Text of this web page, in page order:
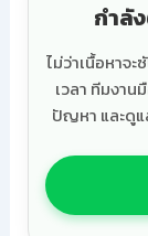
กำลั
ไม่ว่าเนื้อหาจ
เวลา ทีมงา
ปัญหา และดู